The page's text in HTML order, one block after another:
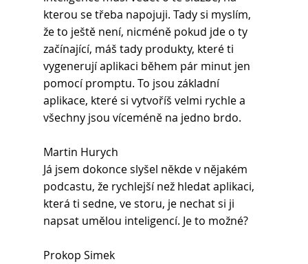
kterou se třeba napojuji. Tady si myslím,
že to ještě není, nicméně pokud jde o ty
začínající, máš tady produkty, které ti
vygenerují aplikaci během pár minut jen
pomocí promptu. To jsou základní
aplikace, které si vytvoříš velmi rychle a
všechny jsou víceméně na jedno brdo.
Martin Hurych
Já jsem dokonce slyšel někde v nějakém
podcastu, že rychlejší než hledat aplikaci,
která ti sedne, ve storu, je nechat si ji
napsat umělou inteligencí. Je to možné?
Prokop Simek